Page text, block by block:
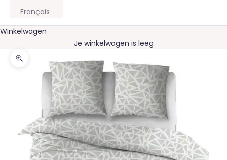
Français
Winkelwagen
Je winkelwagen is leeg
In-/uitzoomen